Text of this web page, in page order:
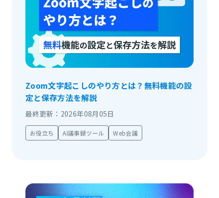
Zoom文字起こしのやり方とは？無料機能の設
定と保存方法を解説
最終更新：2026年08月05日
お役立ち AI議事録ツール Web会議